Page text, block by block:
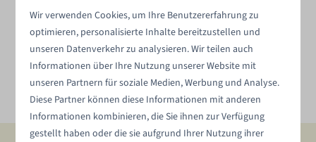
Wir verwenden Cookies, um Ihre Benutzererfahrung zu
optimieren, personalisierte Inhalte bereitzustellen und
unseren Datenverkehr zu analysieren. Wir teilen auch
Informationen über Ihre Nutzung unserer Website mit
unseren Partnern für soziale Medien, Werbung und Analyse.
Diese Partner können diese Informationen mit anderen
Informationen kombinieren, die Sie ihnen zur Verfügung
gestellt haben oder die sie aufgrund Ihrer Nutzung ihrer